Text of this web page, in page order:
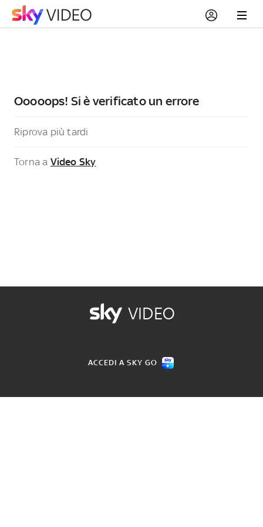
Ooooops! Si è verificato un errore
Riprova più tardi
Torna a Video Sky
VIDEO
ACCEDI A SKY GO